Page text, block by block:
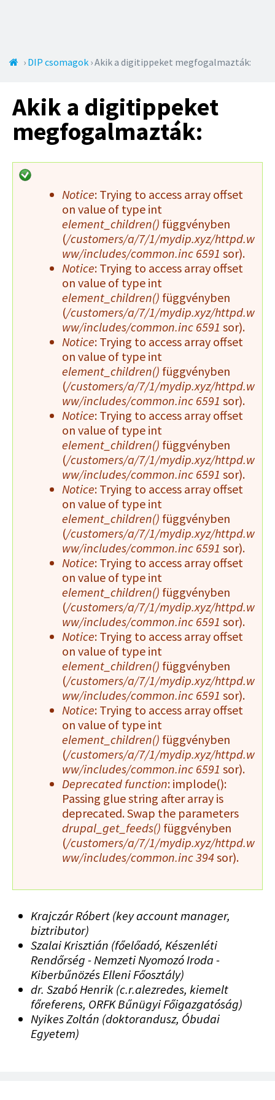
Jelenlegi
› DIP csomagok ›Akik a digitippeket megfogalmazták:
Akik a digitippeket
megfogalmazták:
ü
n
Notice: Trying to access array offset
on value of type int
element_children() függvényben
(/customers/a/7/1/mydip.xyz/httpd.w
ww/includes/common.inc 6591 sor).
Notice: Trying to access array offset
on value of type int
element_children() függvényben
(/customers/a/7/1/mydip.xyz/httpd.w
ww/includes/common.inc 6591 sor).
Notice: Trying to access array offset
on value of type int
element_children() függvényben
(/customers/a/7/1/mydip.xyz/httpd.w
ww/includes/common.inc 6591 sor).
Notice: Trying to access array offset
on value of type int
element_children() függvényben
(/customers/a/7/1/mydip.xyz/httpd.w
ww/includes/common.inc 6591 sor).
Notice: Trying to access array offset
on value of type int
element_children() függvényben
(/customers/a/7/1/mydip.xyz/httpd.w
ww/includes/common.inc 6591 sor).
Notice: Trying to access array offset
on value of type int
element_children() függvényben
(/customers/a/7/1/mydip.xyz/httpd.w
ww/includes/common.inc 6591 sor).
Notice: Trying to access array offset
on value of type int
element_children() függvényben
(/customers/a/7/1/mydip.xyz/httpd.w
ww/includes/common.inc 6591 sor).
Notice: Trying to access array offset
on value of type int
element_children() függvényben
(/customers/a/7/1/mydip.xyz/httpd.w
ww/includes/common.inc 6591 sor).
Deprecated function: implode():
Passing glue string after array is
deprecated. Swap the parameters
drupal_get_feeds() függvényben
(/customers/a/7/1/mydip.xyz/httpd.w
ww/includes/common.inc394sor).
Krajczár Róbert (key account manager,
biztributor)
Szalai Krisztián (főelőadó, Készenléti
Rendőrség - Nemzeti Nyomozó Iroda -
Kiberbűnözés Elleni Főosztály)
dr. Szabó Henrik (c.r.alezredes, kiemelt
főreferens, ORFK Bűnügyi Főigazgatóság)
Nyikes Zoltán (doktorandusz, Óbudai
Egyetem)